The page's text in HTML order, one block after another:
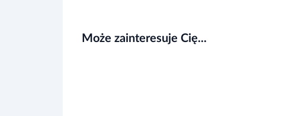
Może zainteresuje Cię...